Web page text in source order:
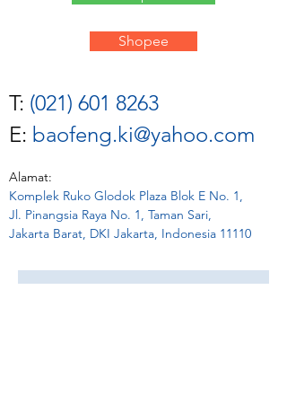
Shopee
T: (021) 601 8263
E: baofeng.ki@yahoo.com
Alamat:
Komplek Ruko Glodok Plaza Blok E No. 1,
Jl. Pinangsia Raya No. 1, Taman Sari,
Jakarta Barat, DKI Jakarta, Indonesia 11110